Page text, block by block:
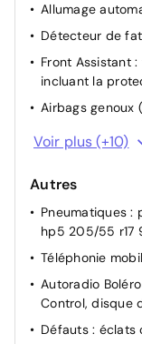
Allumage
Détecteur de
Front Assistant
incluant la
Airbags genoux
Lane Assistant:
Airbags rideaux
Airbags
Sécurité enfant
Détection des
Kit de
Voir plus (+10)
Autres
Pneumatiques :
hp5 205/55 r17
Téléphonie
Autoradio
Control, disque
Défauts : éclats